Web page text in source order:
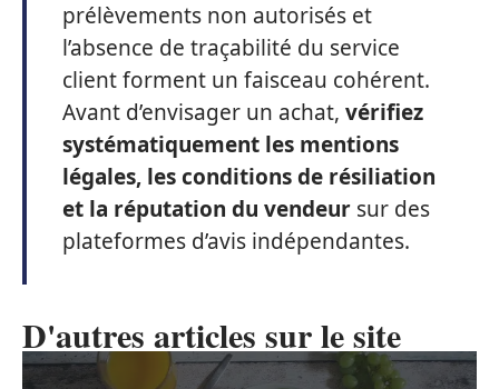
prélèvements non autorisés et
l’absence de traçabilité du service
client forment un faisceau cohérent.
Avant d’envisager un achat, vérifiez
systématiquement les mentions
légales, les conditions de résiliation
et la réputation du vendeur sur des
plateformes d’avis indépendantes.
D'autres articles sur le site